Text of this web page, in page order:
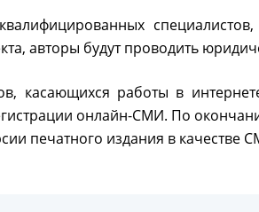
авторы будут проводить
касающихся работы в
онлайн-СМИ. По
печатного издания в качестве